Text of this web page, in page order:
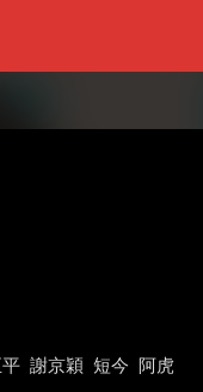
謝京穎 短今 阿虎